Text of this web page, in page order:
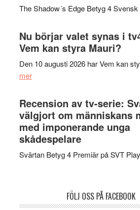
The Shadow´s Edge Betyg 4
Nu börjar valet synas i
Vem kan styra Mauri?
Den 10 augusti 2026 har Vem kan
merom
valet
synas
i
tv4
med
Mauri?
Recension av tv-serie:
välgjort om människans
med imponerande unga
skådespelare
Svärtan Betyg 4 Premiär på SVT
FÖLJ OSS PÅ FACEBOOK